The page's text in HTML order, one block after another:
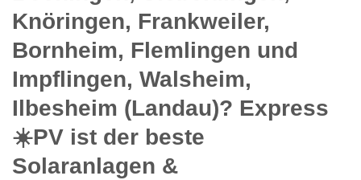
Knöringen, Frankweiler,
Bornheim, Flemlingen und
Impflingen, Walsheim,
Ilbesheim (Landau)? Express
☀️PV️ ist der beste
Solaranlagen &